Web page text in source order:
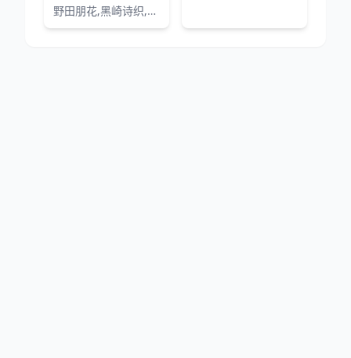
野田朋花,黑崎诗织,小山内怜央,安堂奈奈子,楠木灯,夏吉优子,镰仓有那,岩桥由佳,茅野爱衣,钉宫理惠